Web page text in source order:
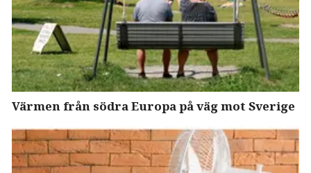
Värmen från södra Europa på väg mot Sverige